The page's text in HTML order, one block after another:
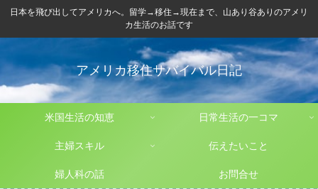
日本を飛び出してアメリカへ。留学→移住→現在まで、山あり谷ありのアメリ
カ生活のお話です
アメリカ移住サバイバル日記
米国生活の知恵 日常生活の一コマ
主婦スキル 伝えたいこと
婦人科の話 お問合せ